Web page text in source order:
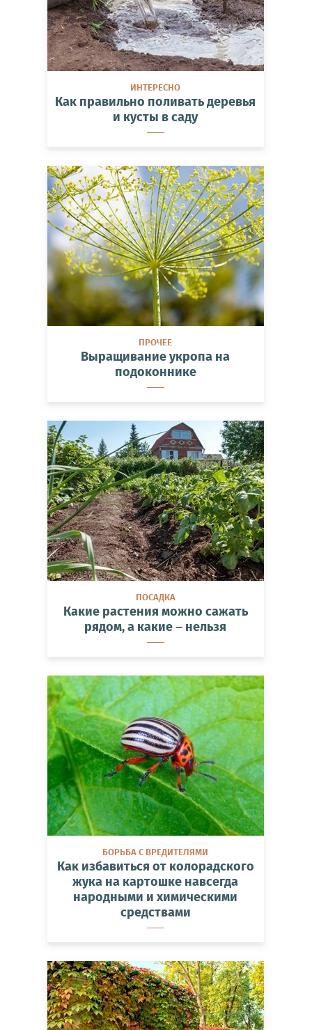
ИНТЕРЕСНО
Как правильно поливать деревья
и кусты в саду
ПРОЧЕЕ
Выращивание укропа на
подоконнике
ПОСАДКА
Какие растения можно сажать
рядом, а какие – нельзя
БОРЬБА С ВРЕДИТЕЛЯМИ
Как избавиться от колорадского
жука на картошке навсегда
народными и химическими
средствами